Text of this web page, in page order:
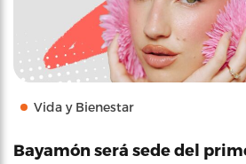
Vida y Bienestar
Bayamón será sede del